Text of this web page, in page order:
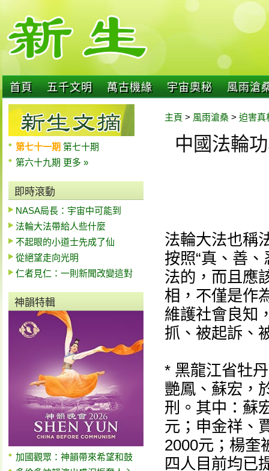
首頁 五千文明 萬古機緣 宇宙奧秘 風雨滄
第七十一期 第七十期
第六十九期 更多 »
即時滾動
NASA局長：宇宙中可能到
法輪大法帶給人些什麼
不起眼的小道士先成了仙
從絕望走向光明
仁者見仁：一則新聞改變這對
神韻特輯
加國觀眾：神韻帶來希望和鼓
主頁 > 風雨滄桑 > 迫害真
中國法輪
法輪大法也稱
按照“真、善
法的，而且應
相，不僅是作
維護社會良知
抓、被起訴、
* 黑龍江省牡
艷鳳、蘇宏，
刑。其中：蘇
元；申金祥、
2000元；楊奎
四人目前均已